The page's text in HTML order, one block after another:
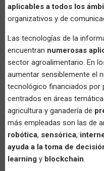
aplicables a todos los
organizativos y de
Las tecnologías de la
encuentran numerosas
sector agroalimentario. En
aumentar sensiblemente el
tecnológico financiados por
centrados en áreas
agricultura y ganadería de
más empleadas son las de
robótica, sensórica,
ayuda a la toma de
learning y blockchain.